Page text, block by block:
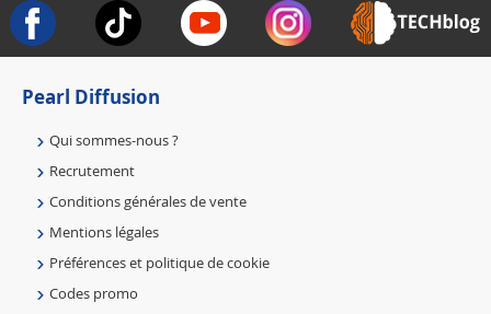
Pearl Diffusion
Qui sommes-nous ?
Recrutement
Conditions générales de vente
Mentions légales
Préférences et politique de cookie
Codes promo